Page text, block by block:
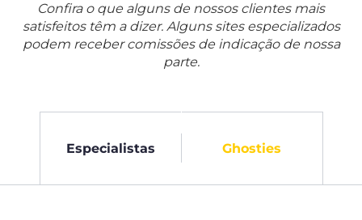
Confira o que alguns de nossos clientes mais
satisfeitos têm a dizer. Alguns sites especializados
podem receber comissões de indicação de nossa
parte.
Especialistas Ghosties